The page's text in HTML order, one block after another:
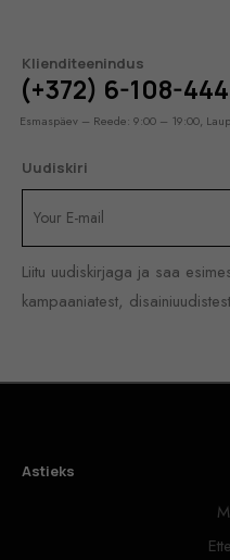
Klienditeenindus
(+372) 6-108-444
Esmaspäev – Reede: 9:00 – 19:00,
Uudiskiri
Liitu uudiskirjaga ja saa
kampaaniatest,
Astieks